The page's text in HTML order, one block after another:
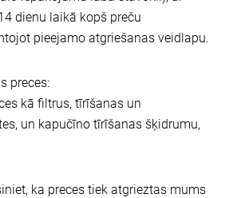
dienu laikā kopš preču
pieejamo atgriešanas veidlapu.
preces:
kā filtrus, tīrīšanas un
un kapučīno tīrīšanas šķidrumu,
ka preces tiek atgrieztas mums